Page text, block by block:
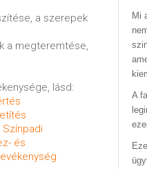
a szerepek
a megteremtése,
lásd:
Színpadi
és
Mi
A